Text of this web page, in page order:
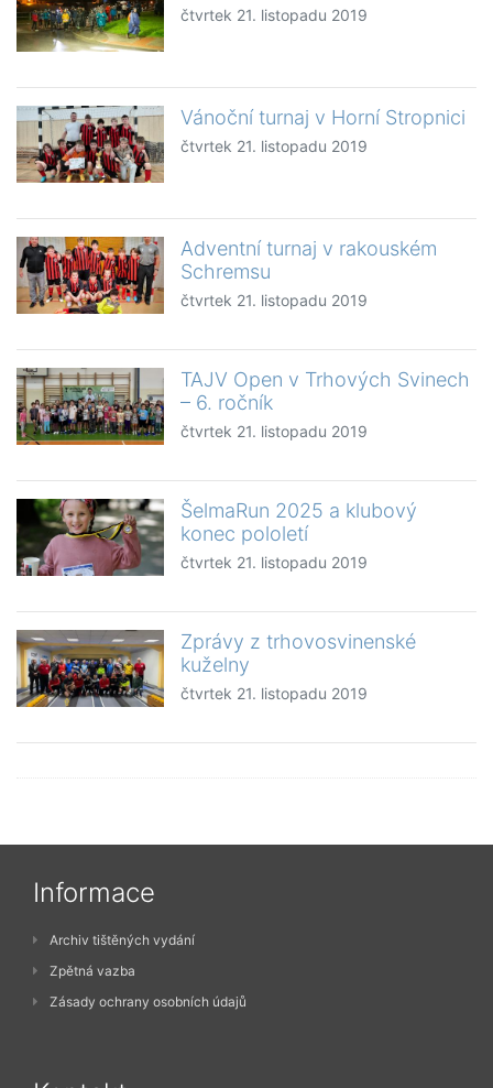
čtvrtek 21. listopadu 2019
Vánoční turnaj v Horní Stropnici
čtvrtek 21. listopadu 2019
Adventní turnaj v rakouském
Schremsu
čtvrtek 21. listopadu 2019
TAJV Open v Trhových Svinech
– 6. ročník
čtvrtek 21. listopadu 2019
ŠelmaRun 2025 a klubový
konec pololetí
čtvrtek 21. listopadu 2019
Zprávy z trhovosvinenské
kuželny
čtvrtek 21. listopadu 2019
Informace
Archiv tištěných vydání
Zpětná vazba
Zásady ochrany osobních údajů